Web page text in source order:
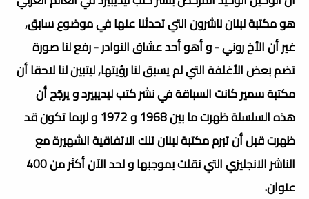
هو مكتبة لبنان ناشرون التي تحدثنا عنها في موضوع سابق,
غير أن الأخ روني - و أهو أحد عشاق النوادر - رفع لنا صورة
تضم بعض الأغلفة التي لم يسبق لنا رؤيتها, ليتبين لنا لاحقا أن
مكتبة سمير كانت السباقة في نشر كتب ليديبيرد و يرجّح أن
هذه السلسلة ظهرت ما بين 1968 و 1972 و لربما تكون قد
ظهرت قبل أن تبرم مكتبة لبنان تلك الاتفاقية الشهيرة مع
الناشر الانجليزي التي نقلت بموجبها و لحد الآن أكثر من 400
عنوان.